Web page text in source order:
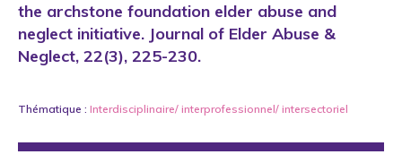
the archstone foundation elder abuse and
neglect initiative. Journal of Elder Abuse &
Neglect, 22(3), 225-230.
Thématique : Interdisciplinaire/ interprofessionnel/ intersectoriel